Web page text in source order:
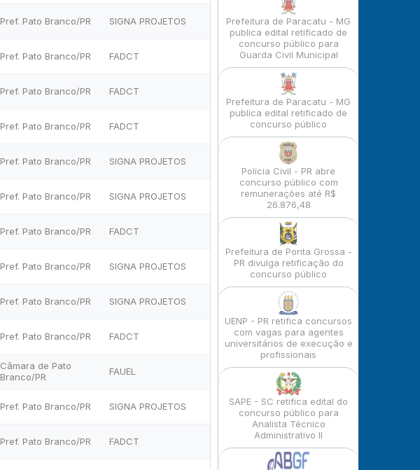
Pref. Pato Branco/PR SIGNA PROJETOS
Pref. Pato Branco/PR FADCT
Pref. Pato Branco/PR FADCT
Pref. Pato Branco/PR FADCT
Pref. Pato Branco/PR SIGNA PROJETOS
Pref. Pato Branco/PR SIGNA PROJETOS
Pref. Pato Branco/PR FADCT
Pref. Pato Branco/PR SIGNA PROJETOS
Pref. Pato Branco/PR SIGNA PROJETOS
Pref. Pato Branco/PR FADCT
Câmara de Pato
Branco/PR
FAUEL
Pref. Pato Branco/PR SIGNA PROJETOS
Pref. Pato Branco/PR FADCT
Prefeitura de Paracatu - MG
publica edital retificado de
concurso público para
Guarda Civil Municipal
Prefeitura de Paracatu - MG
publica edital retificado de
concurso público
Polícia Civil - PR abre
concurso público com
remunerações até R$
26.876,48
Prefeitura de Ponta Grossa -
PR divulga retificação do
concurso público
UENP - PR retifica concursos
com vagas para agentes
universitários de execução e
profissionais
SAPE - SC retifica edital do
concurso público para
Analista Técnico
Administrativo II